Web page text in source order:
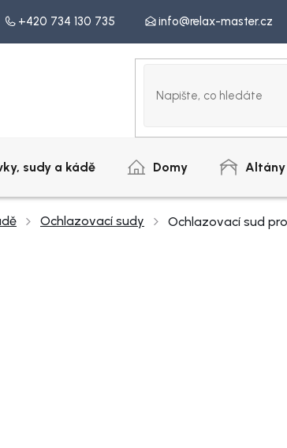
+420 734 130 735 info@relax-master.cz
sudy a kádě Domy Altány
Ochlazovací sudy Ochlazovací sud